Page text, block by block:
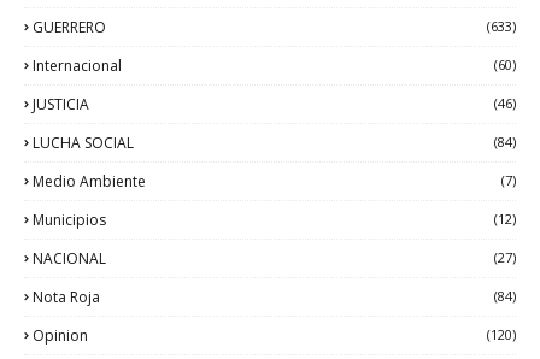
GUERRERO (633)
Internacional (60)
JUSTICIA (46)
LUCHA SOCIAL (84)
Medio Ambiente (7)
Municipios (12)
NACIONAL (27)
Nota Roja (84)
Opinion (120)